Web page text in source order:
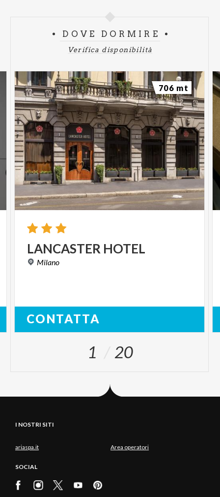
DOVE DORMIRE
Verifica disponibilità
LANCASTER HOTEL
Milano
CONTATTA
706 mt
1 20
I NOSTRI SITI
ariaspa.it Area operatori
SOCIAL